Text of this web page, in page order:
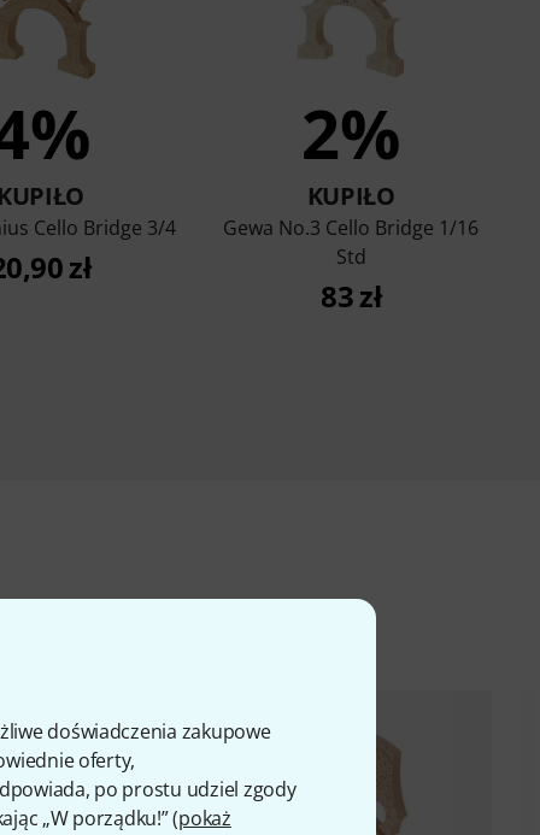
doświadczenia zakupowe
oferty,
po prostu udziel zgody
„W porządku!” (pokaż
KUPIŁO
Cello Bridge 3/4
zł
2%
KUPIŁO
Gewa No.3 Cello Bridge 1/16
Std
83 zł